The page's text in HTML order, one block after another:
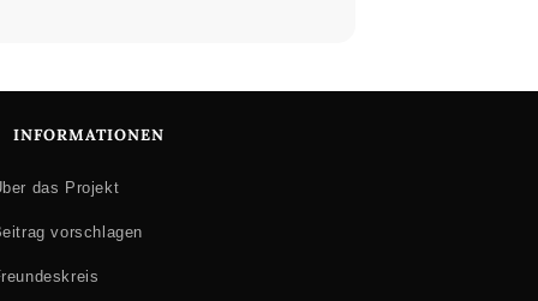
INFORMATIONEN
das Projekt
vorschlagen